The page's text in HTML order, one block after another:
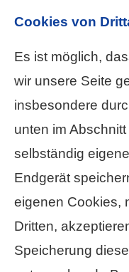
Cookies von
Es ist möglich,
wir unsere Seite
insbesondere
unten im Abschnitt
selbständig
Endgerät
eigenen Cookies,
Dritten,
Speicherung